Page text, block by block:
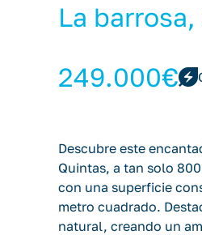
La
249.000€
Descubre este
Quintas, a tan solo
con una superficie
metro cuadrado.
natural, creando un